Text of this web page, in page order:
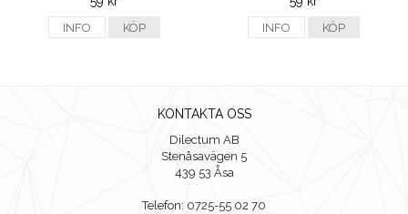
INFO KÖP INFO KÖP
KONTAKTA OSS
Dilectum AB
Stenåsavägen 5
439 53 Åsa
Telefon: 0725-55 02 70